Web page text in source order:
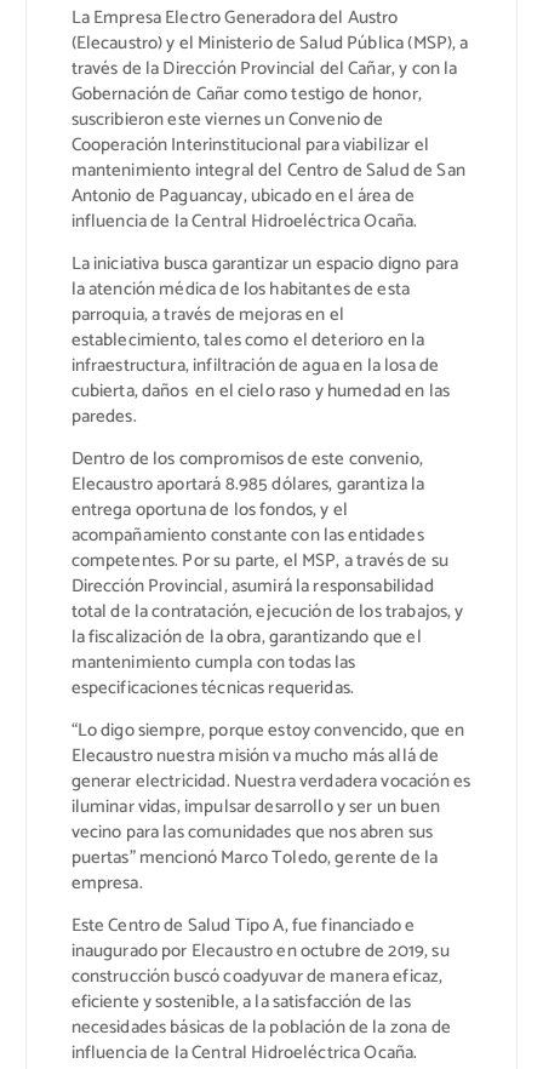
La Empresa Electro Generadora del Austro
(Elecaustro) y el Ministerio de Salud Pública (MSP), a
través de la Dirección Provincial del Cañar, y con la
Gobernación de Cañar como testigo de honor,
suscribieron este viernes un Convenio de
Cooperación Interinstitucional para viabilizar el
mantenimiento integral del Centro de Salud de San
Antonio de Paguancay, ubicado en el área de
influencia de la Central Hidroeléctrica Ocaña.
La iniciativa busca garantizar un espacio digno para
la atención médica de los habitantes de esta
parroquia, a través de mejoras en el
establecimiento, tales como el deterioro en la
infraestructura, infiltración de agua en la losa de
cubierta, daños en el cielo raso y humedad en las
paredes.
Dentro de los compromisos de este convenio,
Elecaustro aportará 8.985 dólares, garantiza la
entrega oportuna de los fondos, y el
acompañamiento constante con las entidades
competentes. Por su parte, el MSP, a través de su
Dirección Provincial, asumirá la responsabilidad
total de la contratación, ejecución de los trabajos, y
la fiscalización de la obra, garantizando que el
mantenimiento cumpla con todas las
especificaciones técnicas requeridas.
“Lo digo siempre, porque estoy convencido, que en
Elecaustro nuestra misión va mucho más allá de
generar electricidad. Nuestra verdadera vocación es
iluminar vidas, impulsar desarrollo y ser un buen
vecino para las comunidades que nos abren sus
puertas” mencionó Marco Toledo, gerente de la
empresa.
Este Centro de Salud Tipo A, fue financiado e
inaugurado por Elecaustro en octubre de 2019, su
construcción buscó coadyuvar de manera eficaz,
eficiente y sostenible, a la satisfacción de las
necesidades básicas de la población de la zona de
influencia de la Central Hidroeléctrica Ocaña.